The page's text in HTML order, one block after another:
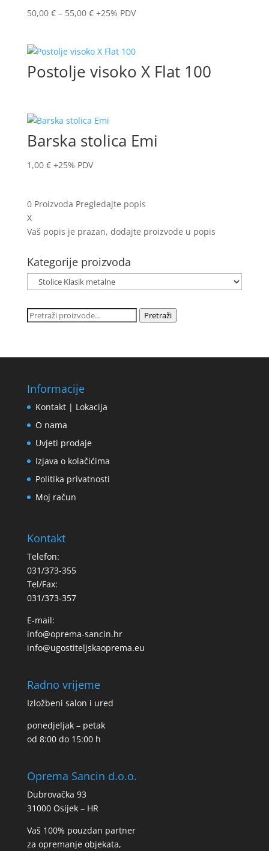
50,00 €– 55,00 € +25% PDV
Postolje visoko X Flat 100
Barska stolica Emi
1,00 € +25% PDV
0Proizvoda Pregledajte popis
X
Vaš popis je prazan, dodajte proizvode u popis
Kategorije proizvoda
Pretraži: Pretraži
Informacije
Kontakt | Lokacija
O nama
Uvjeti prodaje
Izjava o kolačićima
Politika privatnosti
Moj račun
Kontakt
Telefon:
031/373-355
Tel/Fax:
031/373-357
E-mail:
info@oprema-sancin.hr
info@ugostiteljskaoprema.eu
Radno vrijeme
Izložbeni salon i ured
ponedjeljak – petak
od 8:00 do 15:00 h
Oprema Sancin d.o.o.
Dubrovačka 93
31000 Osijek – HR
Vaš 100% pouzdan partner
za opremanje objekata,